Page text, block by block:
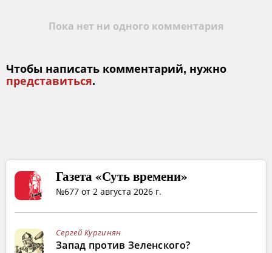
Пока нет ни одного комментария
Чтобы написать комментарий, нужно
представиться.
Газета «Суть времени»
№677 от 2 августа 2026 г.
Сергей Кургинян
Запад против Зеленского?